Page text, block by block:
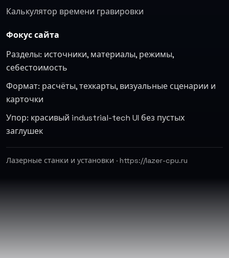
Калькулятор времени гравировки
Фокус сайта
Разделы: источники, материалы, режимы,
себестоимость
Формат: расчёты, техкарты, визуальные сценарии и
карточки
Упор: красивый industrial-tech UI без пустых
заглушек
Лазерные станки и установки · https://lazer-cpu.ru